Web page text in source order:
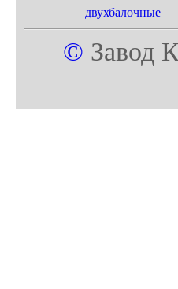
двухбалочные
© Завод